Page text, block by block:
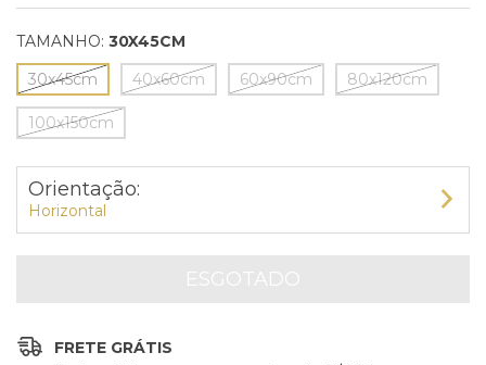
TAMANHO: 30X45CM
30x45cm
40x60cm 60x90cm 80x120cm
100x150cm
Orientação:
Horizontal
FRETE GRÁTIS